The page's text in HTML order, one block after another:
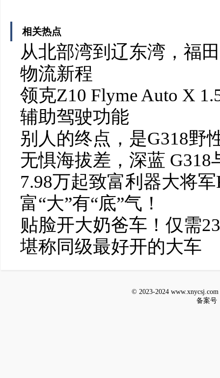
相关热点
从北部湾到辽东湾，福
物流新程
领克Z10 Flyme Auto X
辅助驾驶功能
别人的终点，是G318野
无惧海拔差，深蓝
7.98万起致富利器大将
富“大”有“底”气！
贴脸开大奶爸车！仅需
堪称同级最好开的大车
© 2023-2024
备案号